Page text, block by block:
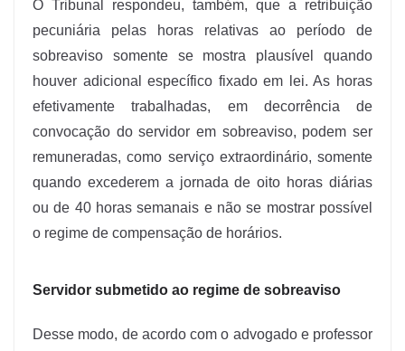
O Tribunal respondeu, também, que a retribuição
pecuniária pelas horas relativas ao período de
sobreaviso somente se mostra plausível quando
houver adicional específico fixado em lei. As horas
efetivamente trabalhadas, em decorrência de
convocação do servidor em sobreaviso, podem ser
remuneradas, como serviço extraordinário, somente
quando excederem a jornada de oito horas diárias
ou de 40 horas semanais e não se mostrar possível
o regime de compensação de horários.
Servidor submetido ao regime de sobreaviso
Desse modo, de acordo com o advogado e professor